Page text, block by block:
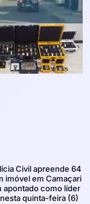
Civil apreende 64
imóvel em Camaçari
apontado como líder
quinta-feira (6)